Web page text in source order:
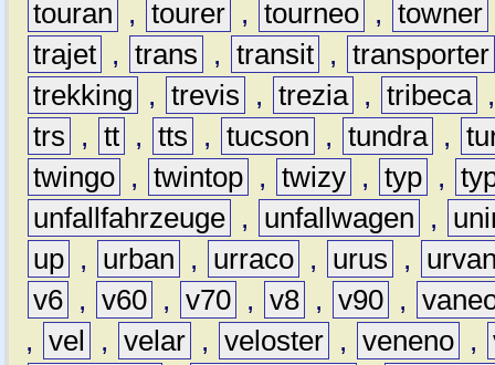
touran , tourer , tourneo , towner
trajet , trans , transit , transporter
trekking
, trevis , trezia , tribeca
trs
, tt , tts , tucson , tundra ,
twingo , twintop , twizy , typ ,
unfallfahrzeuge , unfallwagen ,
up , urban , urraco , urus ,
v6 , v60 , v70 , v8 , v90 ,
, vel , velar , veloster , veneno ,